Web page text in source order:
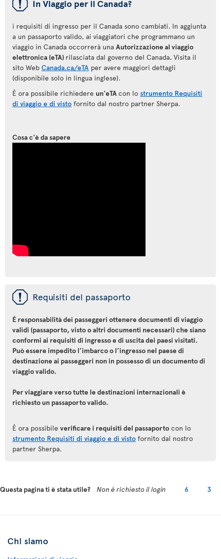
In Viaggio per il Canada?
i requisiti di ingresso per il Canada sono cambiati. In aggiunta
a un passaporto valido, ai viaggiatori che programmano un
viaggio in Canada occorrerà una Autorizzazione al viaggio
elettronica (eTA) rilasciata dal governo del Canada. Visita il
sito Web Canada.ca/eTA per avere maggiori dettagli
(disponibile solo in lingua inglese).
È ora possibile richiedere un'eTAcon lo strumento Requisiti
di viaggio e di visto fornito dal nostro partner Sherpa.
Cosa c'è da sapere
ü Requisiti del passaporto
È responsabilità dei passeggeri ottenere documenti di viaggio
validi (passaporto, visto o altri documenti necessari) che siano
conformi ai requisiti di ingresso e di uscita dei paesi visitati.
Può essere impedito l’imbarco o l’ingresso nel paese di
destinazione ai passeggeri non in possesso di un documento di
viaggio valido.
Per viaggiare verso tutte le destinazioni internazionali è
richiesto un passaporto valido.
È ora possibile verificare i requisiti del passaporto con lo
strumento Requisiti di viaggio e di visto fornito dal nostro
partner Sherpa.
Questa pagina ti è stata utile? Non è richiesto il login 6 3
Chi siamo